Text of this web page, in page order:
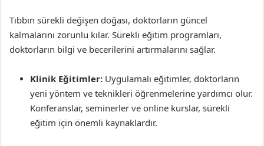
Tıbbın sürekli değişen doğası, doktorların güncel
kalmalarını zorunlu kılar. Sürekli eğitim programları,
doktorların bilgi ve becerilerini artırmalarını sağlar.
Klinik Eğitimler: Uygulamalı eğitimler, doktorların
yeni yöntem ve teknikleri öğrenmelerine yardımcı olur.
Konferanslar, seminerler ve online kurslar, sürekli
eğitim için önemli kaynaklardır.